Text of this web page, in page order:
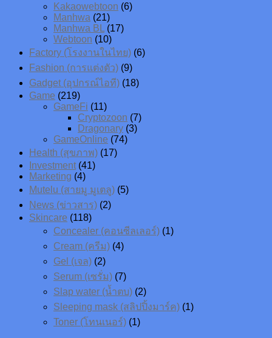
Kakaowebtoon (6)
Manhwa (21)
Manhwa BL (17)
Webtoon (10)
Factory (โรงงานในไทย) (6)
Fashion (การแต่งตัว) (9)
Gadget (อุปกรณ์ไอที) (18)
Game (219)
GameFi (11)
Cryptozoon (7)
Dragonary (3)
GameOnline (74)
Health (สุขภาพ) (17)
Investment(41)
Marketing (4)
Mutelu (สายมู มูเตลู) (5)
News (ข่าวสาร) (2)
Skincare (118)
Concealer (คอนซีลเลอร์) (1)
Cream (ครีม) (4)
Gel (เจล) (2)
Serum (เซรั่ม) (7)
Slap water (น้ำตบ) (2)
Sleeping mask (สลิปปิ้งมาร์ค) (1)
Toner (โทนเนอร์) (1)